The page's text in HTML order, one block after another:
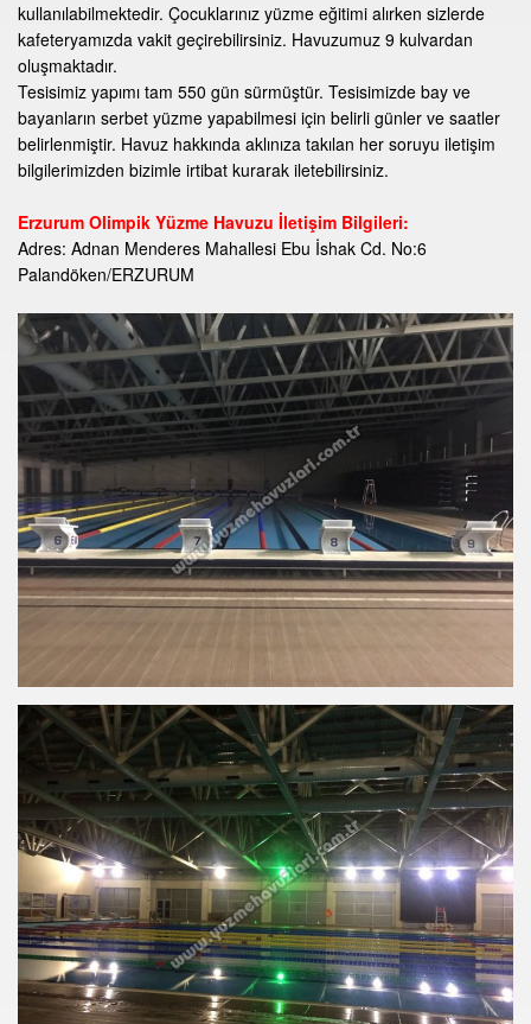
kullanılabilmektedir. Çocuklarınız yüzme eğitimi alırken sizlerde
kafeteryamızda vakit geçirebilirsiniz. Havuzumuz 9 kulvardan
oluşmaktadır.
Tesisimiz yapımı tam 550 gün sürmüştür. Tesisimizde bay ve
bayanların serbet yüzme yapabilmesi için belirli günler ve saatler
belirlenmiştir. Havuz hakkında aklınıza takılan her soruyu iletişim
bilgilerimizden bizimle irtibat kurarak iletebilirsiniz.
Erzurum Olimpik Yüzme Havuzu İletişim Bilgileri:
Adres: Adnan Menderes Mahallesi Ebu İshak Cd. No:6
Palandöken/ERZURUM